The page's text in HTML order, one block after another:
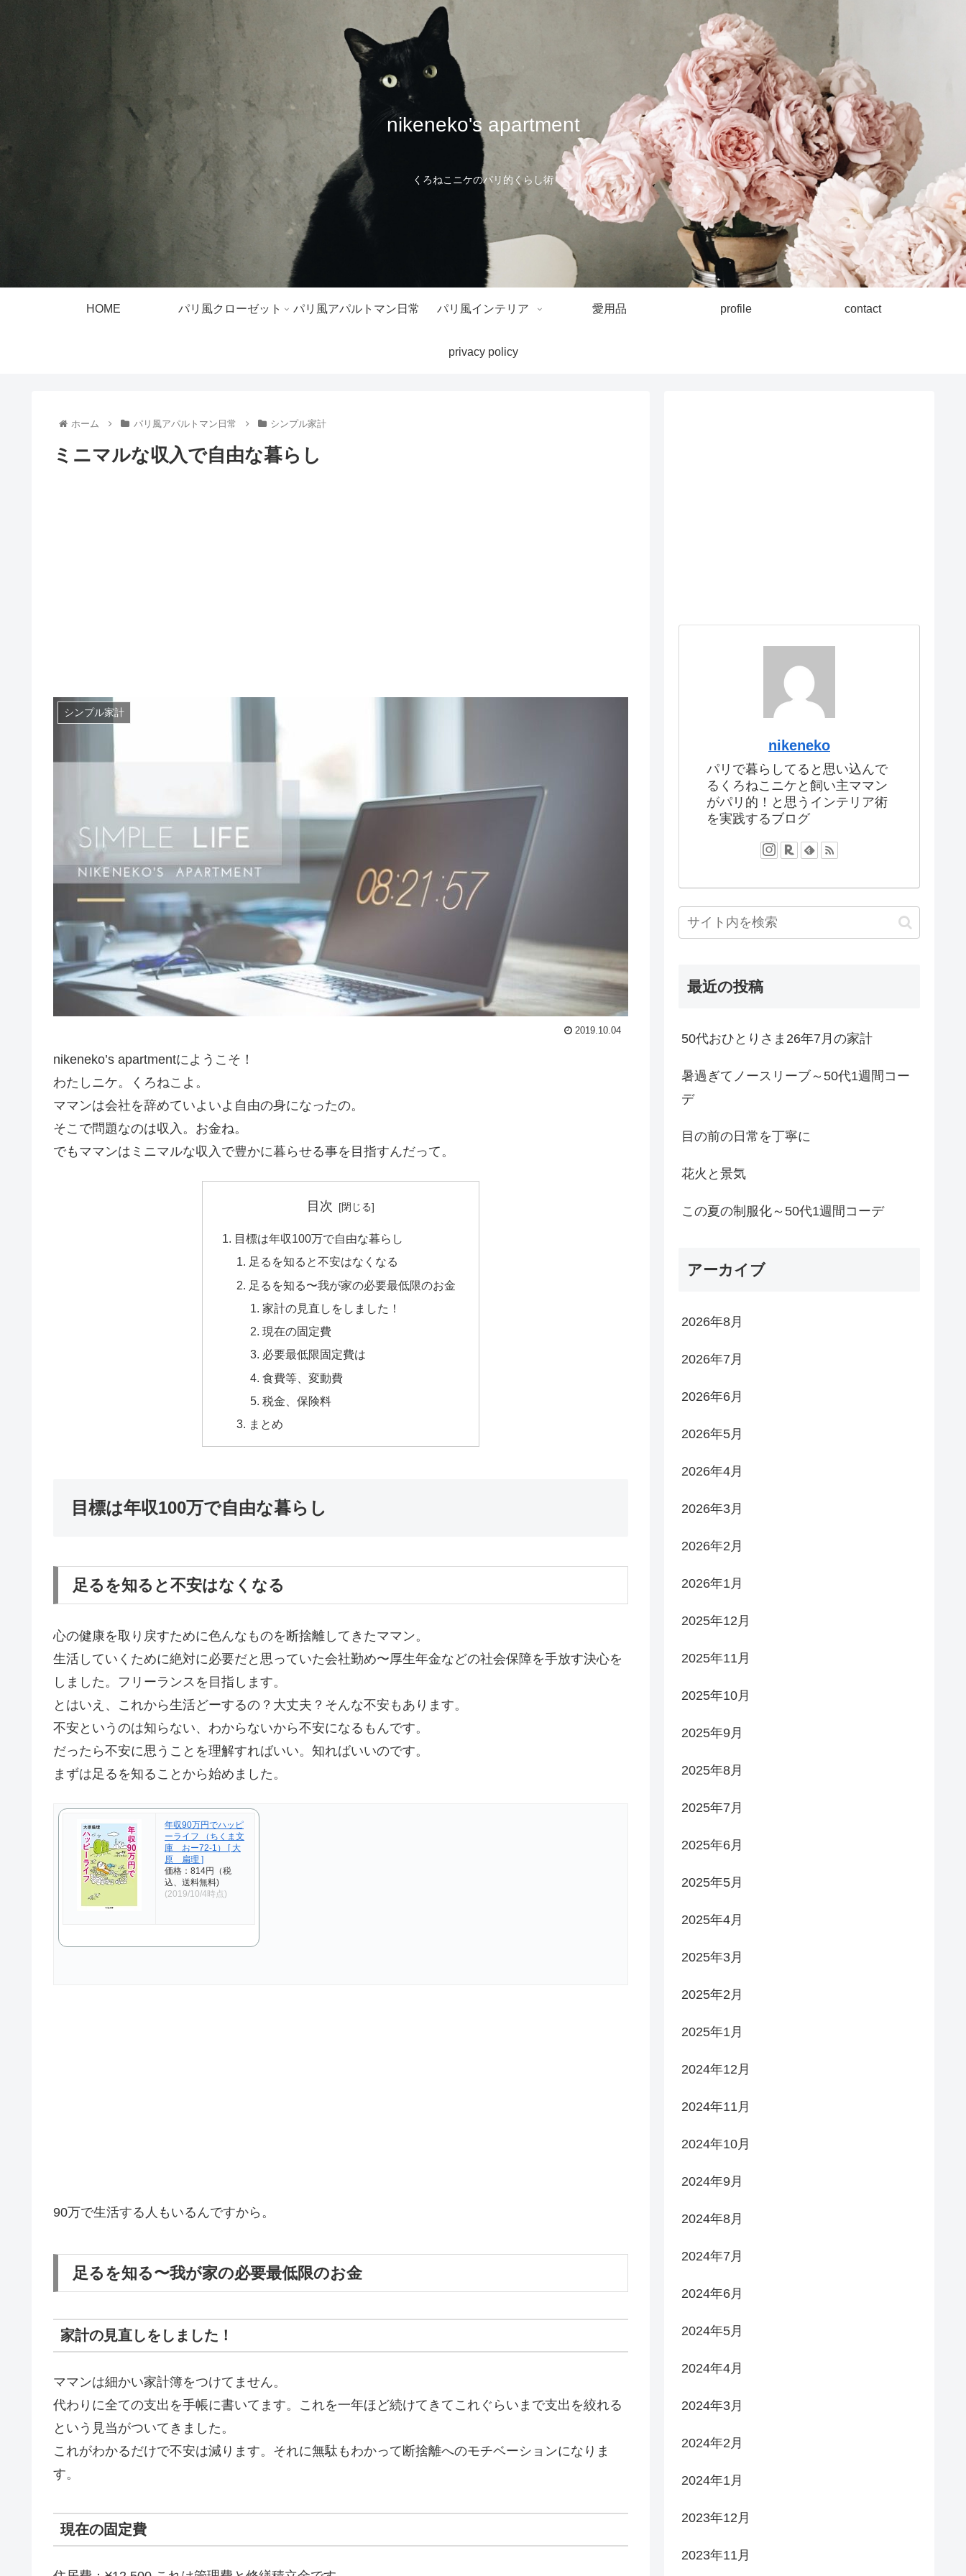
nikeneko's apartment
くろねこニケのパリ的くらし術
HOME パリ風クローゼット パリ風アパルトマン日常 パリ風インテリア 愛用品 profile contact
privacy policy
ホーム パリ風アパルトマン日常 シンプル家計
ミニマルな収入で自由な暮らし
シンプル家計
2019.10.04
nikeneko’s apartmentにようこそ！
わたしニケ。くろねこよ。
ママンは会社を辞めていよいよ自由の身になったの。
そこで問題なのは収入。お金ね。
でもママンはミニマルな収入で豊かに暮らせる事を目指すんだって。
目次
目標は年収100万で自由な暮らし
足るを知ると不安はなくなる
足るを知る〜我が家の必要最低限のお金
家計の見直しをしました！
現在の固定費
必要最低限固定費は
食費等、変動費
税金、保険料
まとめ
目標は年収100万で自由な暮らし
足るを知ると不安はなくなる
心の健康を取り戻すために色んなものを断捨離してきたママン。
生活していくために絶対に必要だと思っていた会社勤め〜厚生年金などの社会保障を手放す決心を
しました。フリーランスを目指します。
とはいえ、これから生活どーするの？大丈夫？そんな不安もあります。
不安というのは知らない、わからないから不安になるもんです。
だったら不安に思うことを理解すればいい。知ればいいのです。
まずは足るを知ることから始めました。
年収90万円でハッピ
ーライフ （ちくま文
庫 おー72-1） [ 大
原 扁理 ]
価格：814円（税
込、送料無料)
(2019/10/4時点)
90万で生活する人もいるんですから。
足るを知る〜我が家の必要最低限のお金
家計の見直しをしました！
ママンは細かい家計簿をつけてません。
代わりに全ての支出を手帳に書いてます。これを一年ほど続けてきてこれぐらいまで支出を絞れる
という見当がついてきました。
これがわかるだけで不安は減ります。それに無駄もわかって断捨離へのモチベーションになりま
す。
現在の固定費
nikeneko
パリで暮らしてると思い込んで
るくろねこニケと飼い主ママン
がパリ的！と思うインテリア術
を実践するブログ
最近の投稿
50代おひとりさま26年7月の家計
暑過ぎてノースリーブ～50代1週間コー
デ
目の前の日常を丁寧に
花火と景気
この夏の制服化～50代1週間コーデ
アーカイブ
2026年8月
2026年7月
2026年6月
2026年5月
2026年4月
2026年3月
2026年2月
2026年1月
2025年12月
2025年11月
2025年10月
2025年9月
2025年8月
2025年7月
2025年6月
2025年5月
2025年4月
2025年3月
2025年2月
2025年1月
2024年12月
2024年11月
2024年10月
2024年9月
2024年8月
2024年7月
2024年6月
2024年5月
2024年4月
2024年3月
2024年2月
2024年1月
2023年12月
2023年11月